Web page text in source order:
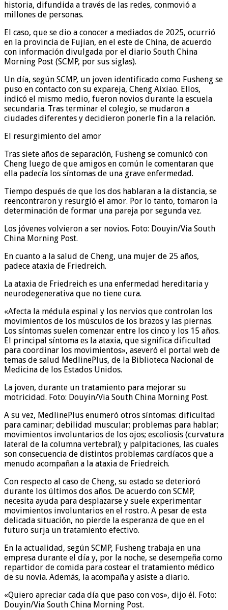
historia, difundida a través de las redes, conmovió a
millones de personas.
El caso, que se dio a conocer a mediados de 2025, ocurrió
en la provincia de Fujian, en el este de China, de acuerdo
con información divulgada por el diario South China
Morning Post (SCMP, por sus siglas).
Un día, según SCMP, un joven identificado como Fusheng se
puso en contacto con su expareja, Cheng Aixiao. Ellos,
indicó el mismo medio, fueron novios durante la escuela
secundaria. Tras terminar el colegio, se mudaron a
ciudades diferentes y decidieron ponerle fin a la relación.
El resurgimiento del amor
Tras siete años de separación, Fusheng se comunicó con
Cheng luego de que amigos en común le comentaran que
ella padecía los síntomas de una grave enfermedad.
Tiempo después de que los dos hablaran a la distancia, se
reencontraron y resurgió el amor. Por lo tanto, tomaron la
determinación de formar una pareja por segunda vez.
Los jóvenes volvieron a ser novios. Foto: Douyin/Via South
China Morning Post.
En cuanto a la salud de Cheng, una mujer de 25 años,
padece ataxia de Friedreich.
La ataxia de Friedreich es una enfermedad hereditaria y
neurodegenerativa que no tiene cura.
«Afecta la médula espinal y los nervios que controlan los
movimientos de los músculos de los brazos y las piernas.
Los síntomas suelen comenzar entre los cinco y los 15 años.
El principal síntoma es la ataxia, que significa dificultad
para coordinar los movimientos», aseveró el portal web de
temas de salud MedlinePlus, de la Biblioteca Nacional de
Medicina de los Estados Unidos.
La joven, durante un tratamiento para mejorar su
motricidad. Foto: Douyin/Via South China Morning Post.
A su vez, MedlinePlus enumeró otros síntomas: dificultad
para caminar; debilidad muscular; problemas para hablar;
movimientos involuntarios de los ojos; escoliosis (curvatura
lateral de la columna vertebral); y palpitaciones, las cuales
son consecuencia de distintos problemas cardíacos que a
menudo acompañan a la ataxia de Friedreich.
Con respecto al caso de Cheng, su estado se deterioró
durante los últimos dos años. De acuerdo con SCMP,
necesita ayuda para desplazarse y suele experimentar
movimientos involuntarios en el rostro. A pesar de esta
delicada situación, no pierde la esperanza de que en el
futuro surja un tratamiento efectivo.
En la actualidad, según SCMP, Fusheng trabaja en una
empresa durante el día y, por la noche, se desempeña como
repartidor de comida para costear el tratamiento médico
de su novia. Además, la acompaña y asiste a diario.
«Quiero apreciar cada día que paso con vos», dijo él. Foto:
Douyin/Via South China Morning Post.